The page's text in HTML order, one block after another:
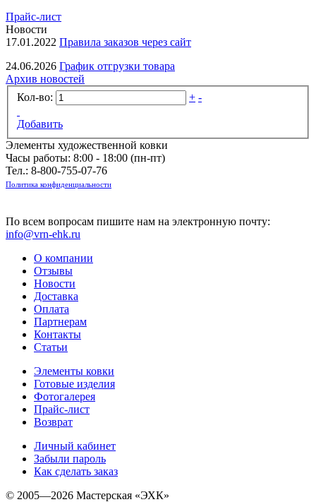
Прайс-лист
Новости
17.01.2022 Правила заказов через сайт
24.06.2026 График отгрузки товара
Архив новостей
Кол-во:
+ -
Добавить
Элементы художественной ковки
Часы работы: 8:00 - 18:00 (пн-пт)
Тел.: 8-800-755-07-76
Политика конфиденциальности
По всем вопросам пишите нам на электронную почту:
info@vrn-ehk.ru
О компании
Отзывы
Новости
Доставка
Оплата
Партнерам
Контакты
Статьи
Элементы ковки
Готовые изделия
Фотогалерея
Прайс-лист
Возврат
Личный кабинет
Забыли пароль
Как сделать заказ
© 2005—2026 Мастерская «ЭХК»